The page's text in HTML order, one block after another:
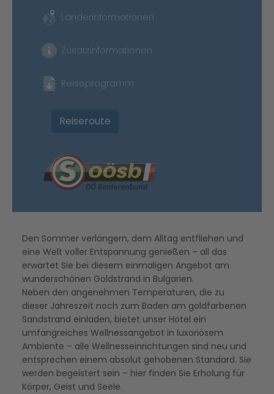
Länderinformationen
Zusatzinformationen
Reiseprogramm
Reiseroute
Den Sommer verlängern, dem Alltag entfliehen und
eine Welt voller Entspannung genießen – all das
erwartet Sie bei diesem einmaligen Angebot am
wunderschönen Goldstrand in Bulgarien.
Neben den angenehmen Temperaturen, die zu
dieser Jahreszeit noch zum Baden am goldfarbenen
Sandstrand einladen, bietet unser Hotel ein
umfangreiches Wellnessangebot in luxoriösem
Ambiente – alle Wellnesseinrichtungen sind neu und
entsprechen einem absolut gehobenen Standard. Sie
werden begeistert sein – hier finden Sie Erholung für
Körper, Geist und Seele.